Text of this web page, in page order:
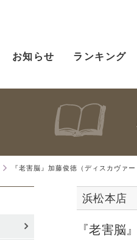
お知らせ ランキング
『老害脳』加藤俊徳（ディスカヴァ
浜松本店
『老害脳